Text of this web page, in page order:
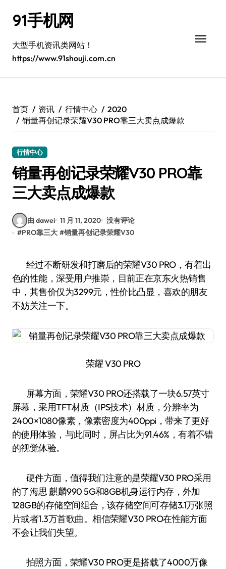
91手机网
大型手机资讯类网站！
https://www.91shouji.com.cn
首页 资讯 行情中心
2020
销量再创记录荣耀V30 PRO靠三大卖点成爆款
行情中心
销量再创记录荣耀V30 PRO靠
三大卖点成爆款
由 dawei 11 月 11, 2020 没有评论
#PRO靠三大 #销量再创记录荣耀V30
经过不断研发和打磨后的荣耀V30 PRO，有着出
色的性能，深受用户推崇，目前正在京东火热销售
中，其售价仅为3299元，性价比凸显，喜欢的朋友
不妨关注一下。
荣耀 V30 PRO
屏幕方面，荣耀V30 PRO还搭载了一块6.57英寸
屏幕，采用TFT材质（IPS技术）材质，分辨率为
2400×1080像素，像素密度为400ppi，带来了更好
的使用体验，与此同时，屏占比为91.46%，有着不错
的视觉体验。
硬件方面，值得我们注意的是荣耀V30 PRO采用
的了海思 麒麟990 5G和8GB机身运行内存，外加
128GB的存储空间组合，该存储空间可存储3.1万张照
片或者1.3万首歌曲。相信荣耀V30 PRO在性能方面
不会让我们失望。
拍照方面，荣耀V30 PRO更是搭载了4000万像